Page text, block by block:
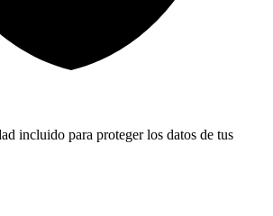
incluido para proteger los datos de tus